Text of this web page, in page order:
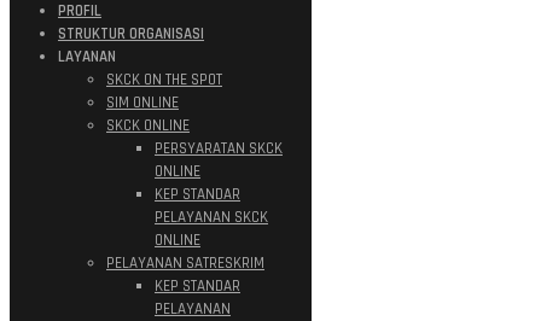
PROFIL
STRUKTUR ORGANISASI
LAYANAN
SKCK ON THE SPOT
SIM ONLINE
SKCK ONLINE
PERSYARATAN SKCK
ONLINE
KEP STANDAR
PELAYANAN SKCK
ONLINE
PELAYANAN SATRESKRIM
KEP STANDAR
PELAYANAN